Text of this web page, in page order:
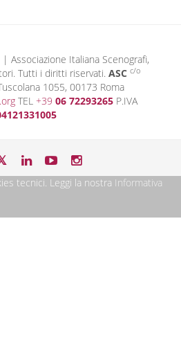
Associazione Italiana Scenografi,
Tutti i diritti riservati. ASC c/o
1055, 00173 Roma
TEL +39 06 72293265 P.IVA
tecnici. Leggi la nostra Informativa